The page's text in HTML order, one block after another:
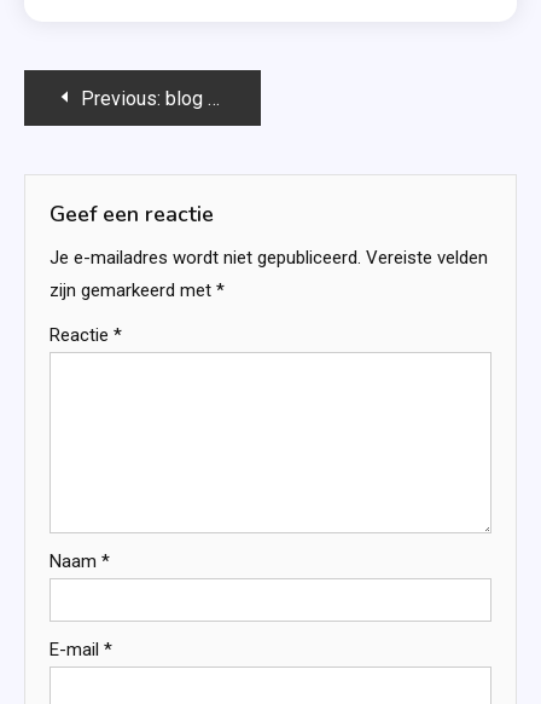
Bericht
Previous: blog 036
Geef een reactie
Je e-mailadres wordt niet gepubliceerd. Vereiste velden
zijn gemarkeerd met *
Reactie *
Naam *
E-mail *